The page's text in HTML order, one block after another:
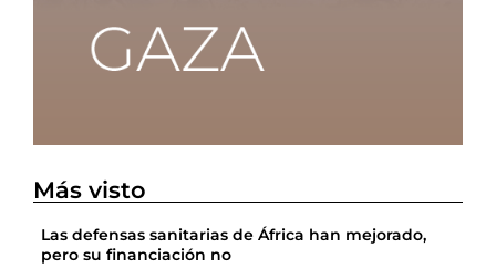
Más visto
Las defensas sanitarias de África han mejorado,
pero su financiación no